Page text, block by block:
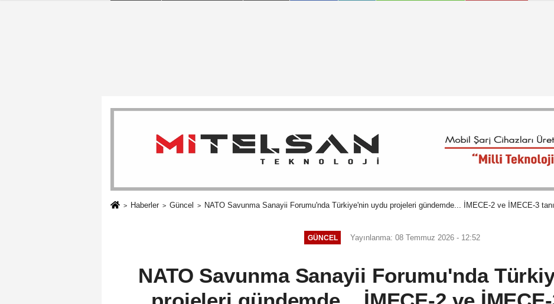
Haberler Güncel NATO Savunma Sanayii Forumu'nda Türkiye'nin uydu projeleri gündemde... İMECE-2 ve İMECE-3
GÜNCEL Yayınlanma: 08 Temmuz 2026 - 12:52
NATO Savunma Sanayii Forumu'nda